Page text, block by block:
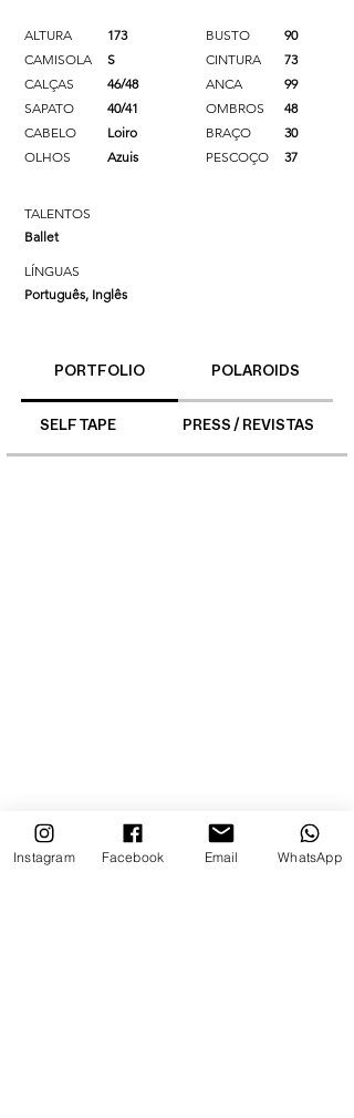
ALTURA
173
CAMISOLA
S
CALÇAS
46/48
SAPATO
40/41
CABELO
Loiro
OLHOS
Azuis
BUSTO
90
CINTURA
73
ANCA
99
OMBROS
48
BRAÇO
30
PESCOÇO
37
TALENTOS
Ballet
LÍNGUAS
Português, Inglês
PORTFOLIO POLAROIDS
SELF TAPE PRESS / REVISTAS
Instagram Facebook Email WhatsApp